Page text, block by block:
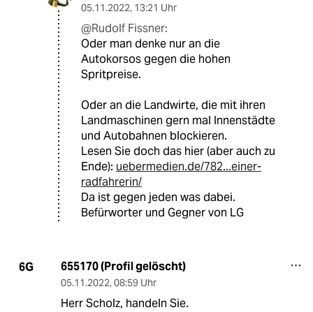
05.11.2022, 13:21 Uhr
@Rudolf Fissner:
Oder man denke nur an die
Autokorsos gegen die hohen
Spritpreise.
Oder an die Landwirte, die mit ihren
Landmaschinen gern mal Innenstädte
und Autobahnen blockieren.
Lesen Sie doch das hier (aber auch zu
Ende): uebermedien.de/782...einer-
radfahrerin/
Da ist gegen jeden was dabei.
Befürworter und Gegner von LG
6G 655170 (Profil gelöscht)
05.11.2022, 08:59 Uhr
Herr Scholz, handeln Sie.